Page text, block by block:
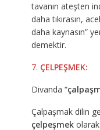
tavanın ateşten
daha tıkırasın,
daha kaynasın”
demektir.
7. ÇELPEŞMEK:
Divanda “
Çalpaşmak dilin
çelpeşmekolarak